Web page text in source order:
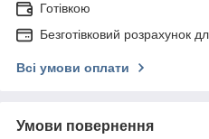
Готівкою
Безготівковий розрахунок
Всі умови оплати
Умови повернення